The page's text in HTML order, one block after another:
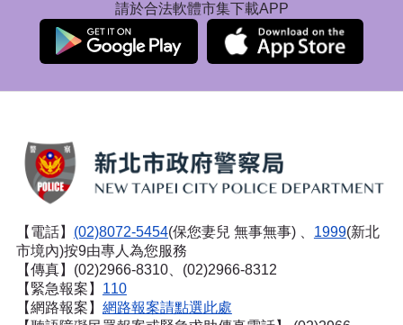
請於合法軟體市集下載APP
【電話】 (02)8072-5454(保您妻兒 無事無事) 、 1999(新北
市境內)按9由專人為您服務
【傳真】(02)2966-8310、(02)2966-8312
【緊急報案】 110
【網路報案】 網路報案請點選此處